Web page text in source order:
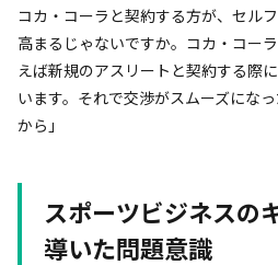
コカ・コーラと契約する方が、セル
高まるじゃないですか。コカ・コー
えば新規のアスリートと契約する際
います。それで交渉がスムーズにな
から」
スポーツビジネスの
導いた問題意識